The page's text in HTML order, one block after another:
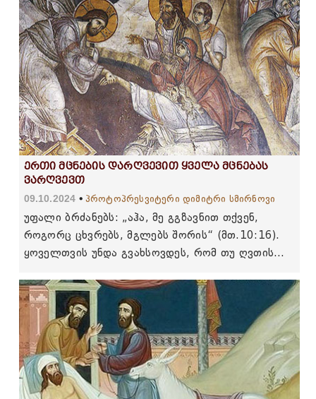
ერთი მცნების დარღვევით ყველა მცნებას
ვარღვევთ
09.10.2024 პროტოპრესვიტერი დიმიტრი სმირნოვი
უფალი ბრძანებს: „აჰა, მე გგზავნით თქვენ,
როგორც ცხვრებს, მგლებს შორის“ (მთ.10:16).
ყოველთვის უნდა გვახსოვდეს, რომ თუ ღვთის
ვიყოთ.